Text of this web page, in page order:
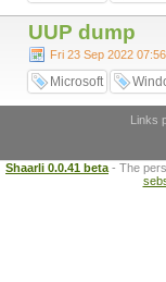
UUP dump
Fri 23 Sep 2022
Microsoft
Links
Shaarli 0.0.41 beta - The